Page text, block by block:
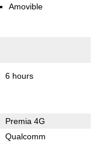
Amovible
6 hours
Premia 4G
Qualcomm